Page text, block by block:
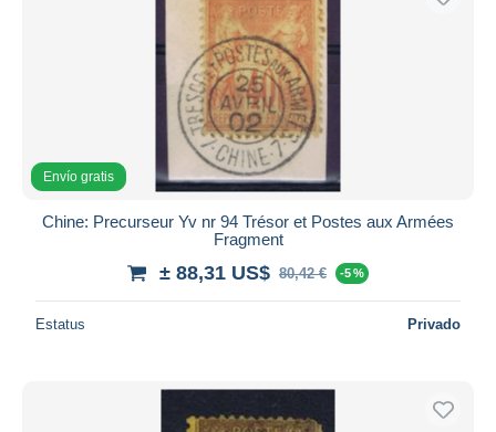
Envío gratis
Chine: Precurseur Yv nr 94 Trésor et Postes aux Armées
Fragment
± 88,31 US$ 80,42 € -5 %
Estatus Privado